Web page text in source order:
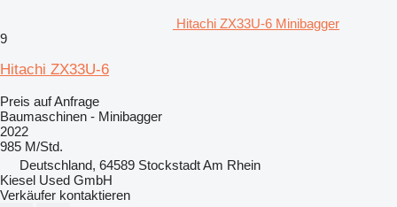
Hitachi ZX33U-6 Minibagger
9
Hitachi ZX33U-6
Preis auf Anfrage
Baumaschinen - Minibagger
2022
985 M/Std.
Deutschland, 64589 Stockstadt Am Rhein
Kiesel Used GmbH
Verkäufer kontaktieren